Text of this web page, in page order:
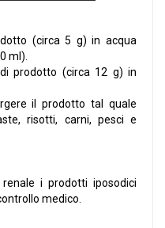
(circa 5 g) in acqua
ml).
prodotto (circa 12 g) in
il prodotto tal quale
risotti, carni, pesci e
i prodotti iposodici
medico.